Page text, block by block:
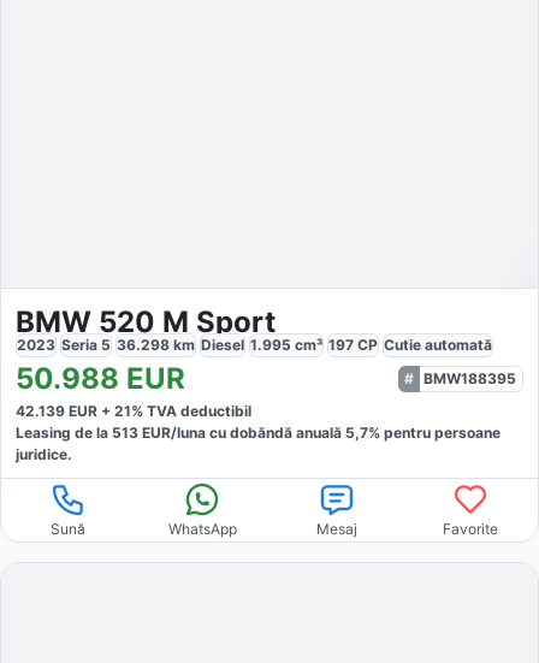
BMW 520 M Sport
2023 Seria 5 36.298 km Diesel 1.995 cm³ 197 CP Cutie automată
50.988 EUR
BMW188395
42.139 EUR + 21% TVA deductibil
Leasing de la 513 EUR/luna cu dobăndă anuală 5,7% pentru persoane
juridice.
Sună WhatsApp Mesaj Favorite